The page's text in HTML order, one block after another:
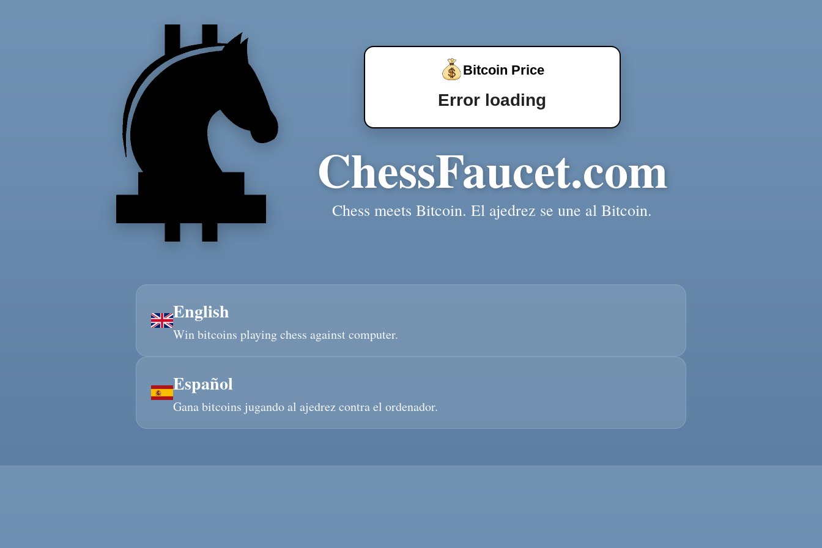
Bitcoin Price
Error loading
ChessFaucet.com
Chess meets Bitcoin. El ajedrez se une al Bitcoin.
English
Win bitcoins playing chess against computer.
Español
Gana bitcoins jugando al ajedrez contra el ordenador.